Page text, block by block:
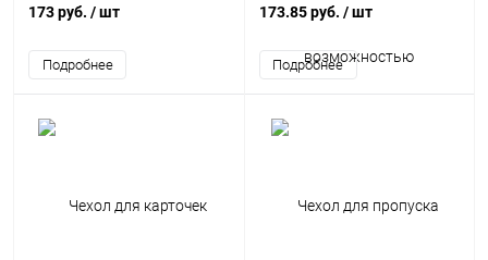
173 руб. / шт
печати, софт-тач
173.85 руб. / шт